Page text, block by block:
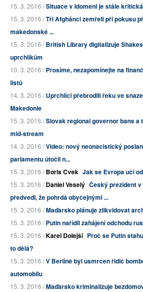
15. 3. 2016 /Situace v Idomeni je stále
15. 3. 2016 /Tři Afghánci zemřeli při pokusu
makedonské ...
15. 3. 2016 /British Library digitalizuje
uprchlíkům
10. 3. 2016 /Prosíme, nezapomínejte na
listů
14. 3. 2016 /Uprchlíci přebrodili řeku ve
Makedonie
15. 3. 2016 /Slovak regional governor bans
mid-stream
14. 3. 2016 /Video: nový neonacistický
parlamentu útočil n...
15. 3. 2016 /Boris Cvek Jak se Evropa učí
15. 3. 2016 /Daniel Veselý Český prezident
předvedl, že pohrdá obyčejnými ...
15. 3. 2016 /Maďarsko plánuje zlikvidovat
15. 3. 2016 /Putin nařídil zahájení odchodu
15. 3. 2016 /Karel Dolejší Proč se Putin
to dělá?
15. 3. 2016 /V Berlíně byl usmrcen řidič
automobilu
15. 3. 2016 /Maďarsko kriminalizuje